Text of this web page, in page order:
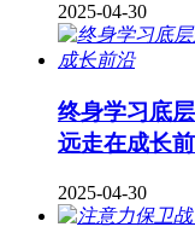
2025-04-30
终身学习底
远走在成长
2025-04-30